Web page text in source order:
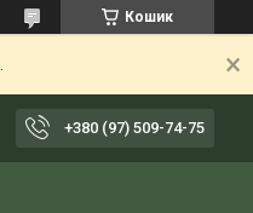
Кошик
+380 (97) 509-74-75